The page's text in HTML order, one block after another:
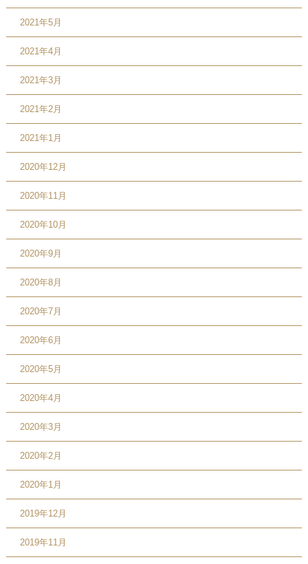
2021年5月
2021年4月
2021年3月
2021年2月
2021年1月
2020年12月
2020年11月
2020年10月
2020年9月
2020年8月
2020年7月
2020年6月
2020年5月
2020年4月
2020年3月
2020年2月
2020年1月
2019年12月
2019年11月